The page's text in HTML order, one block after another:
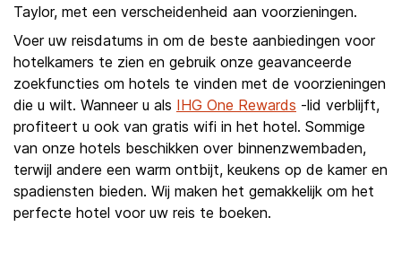
Taylor, met een verscheidenheid aan voorzieningen.
Voer uw reisdatums in om de beste aanbiedingen voor
hotelkamers te zien en gebruik onze geavanceerde
zoekfuncties om hotels te vinden met de voorzieningen
die u wilt. Wanneer u als IHG One Rewards -lid verblijft,
profiteert u ook van gratis wifi in het hotel. Sommige
van onze hotels beschikken over binnenzwembaden,
terwijl andere een warm ontbijt, keukens op de kamer en
spadiensten bieden. Wij maken het gemakkelijk om het
perfecte hotel voor uw reis te boeken.